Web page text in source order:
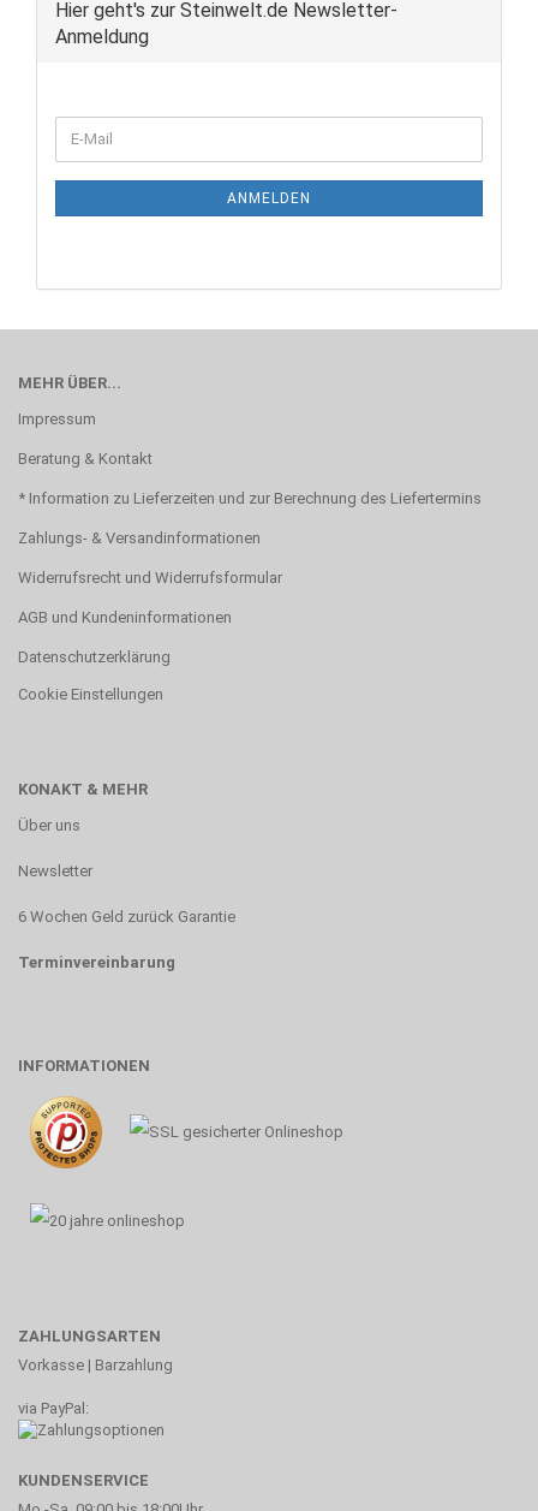
Hier geht's zur Steinwelt.de Newsletter-
Anmeldung
ZUR
NEWSLETTER-
E-
Mail
ANMELDEN
MEHR ÜBER...
Impressum
Beratung & Kontakt
* Information zu Lieferzeiten und zur Berechnung des Liefertermins
Zahlungs- & Versandinformationen
Widerrufsrecht und Widerrufsformular
AGB und Kundeninformationen
Datenschutzerklärung
Cookie Einstellungen
KONAKT & MEHR
Über uns
Newsletter
6 Wochen Geld zurück Garantie
Terminvereinbarung
INFORMATIONEN
ZAHLUNGSARTEN
Vorkasse | Barzahlung
via PayPal:
KUNDENSERVICE